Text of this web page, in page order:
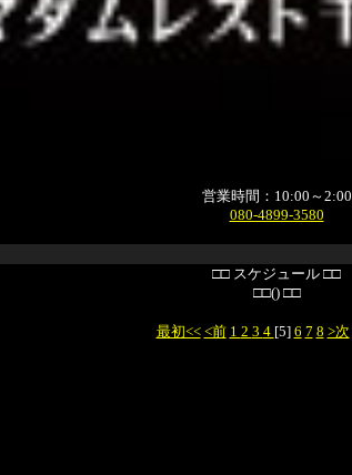
営業時間：10:00～2:00
080-4899-3580
□□ スケジュール □□
□□() □□
最初<< <前 1 2 3 4 [5] 6 7 8 >次